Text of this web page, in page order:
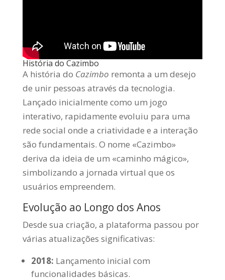
História do Cazimbo
A história do Cazimbo remonta a um desejo
de unir pessoas através da tecnologia.
Lançado inicialmente como um jogo
interativo, rapidamente evoluiu para uma
rede social onde a criatividade e a interação
são fundamentais. O nome «Cazimbo»
deriva da ideia de um «caminho mágico»,
simbolizando a jornada virtual que os
usuários empreendem.
Evolução ao Longo dos Anos
Desde sua criação, a plataforma passou por
várias atualizações significativas:
2018: Lançamento inicial com
funcionalidades básicas.